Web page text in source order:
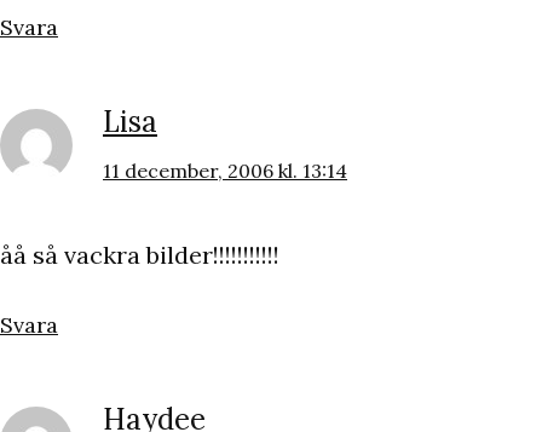
Svara
Lisa
11 december, 2006 kl. 13:14
åå så vackra bilder!!!!!!!!!!!
Svara
Haydee